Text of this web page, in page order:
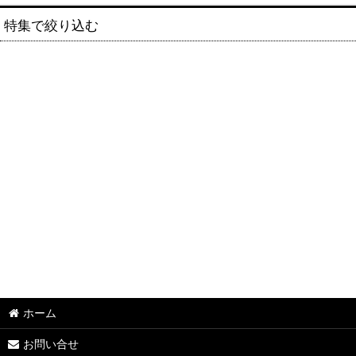
特集で絞り込む
S.エンターライズ(レオスター)
S.山佐 (山佐ネクスト・セブンリーグ)
ホーム
お問い合せ